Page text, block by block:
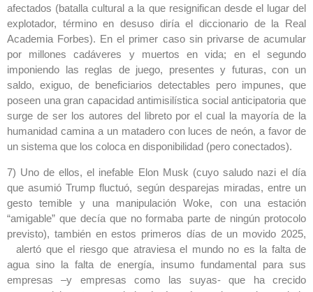
afectados (batalla cultural a la que resignifican desde el lugar del
explotador, término en desuso diría el diccionario de la Real
Academia Forbes). En el primer caso sin privarse de acumular
por millones cadáveres y muertos en vida; en el segundo
imponiendo las reglas de juego, presentes y futuras, con un
saldo, exiguo, de beneficiarios detectables pero impunes, que
poseen una gran capacidad antimisilística social anticipatoria que
surge de ser los autores del libreto por el cual la mayoría de la
humanidad camina a un matadero con luces de neón, a favor de
un sistema que los coloca en disponibilidad (pero conectados).
7) Uno de ellos, el inefable Elon Musk (cuyo saludo nazi el día
que asumió Trump fluctuó, según desparejas miradas, entre un
gesto temible y una manipulación Woke, con una estación
“amigable” que decía que no formaba parte de ningún protocolo
previsto), también en estos primeros días de un movido 2025,
alertó que el riesgo que atraviesa el mundo no es la falta de
agua sino la falta de energía, insumo fundamental para sus
empresas –y empresas como las suyas- que ha crecido